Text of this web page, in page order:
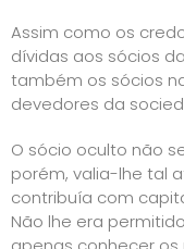
Assim como os
dívidas aos sócios
também os sócios
devedores da
O sócio oculto não
porém, valia-lhe tal
contribuía com
Não lhe era